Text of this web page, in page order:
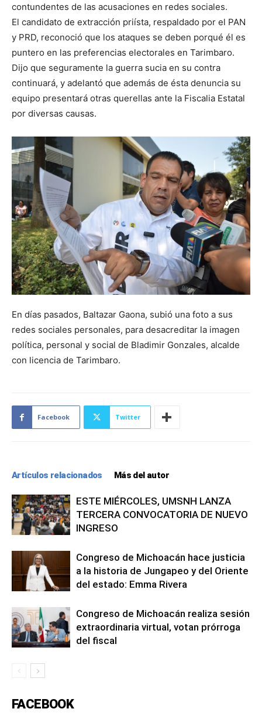
contundentes de las acusaciones en redes sociales.
El candidato de extracción priísta, respaldado por el PAN
y PRD, reconoció que los ataques se deben porqué él es
puntero en las preferencias electorales en Tarimbaro.
Dijo que seguramente la guerra sucia en su contra
continuará, y adelantó que además de ésta denuncia su
equipo presentará otras querellas ante la Fiscalia Estatal
por diversas causas.
En días pasados, Baltazar Gaona, subió una foto a sus
redes sociales personales, para desacreditar la imagen
política, personal y social de Bladimir Gonzales, alcalde
con licencia de Tarimbaro.
Facebook Twitter
Artículos relacionados Más del autor
ESTE MIÉRCOLES, UMSNH LANZA
TERCERA CONVOCATORIA DE NUEVO
INGRESO
Congreso de Michoacán hace justicia
a la historia de Jungapeo y del Oriente
del estado: Emma Rivera
Congreso de Michoacán realiza sesión
extraordinaria virtual, votan prórroga
del fiscal
FACEBOOK